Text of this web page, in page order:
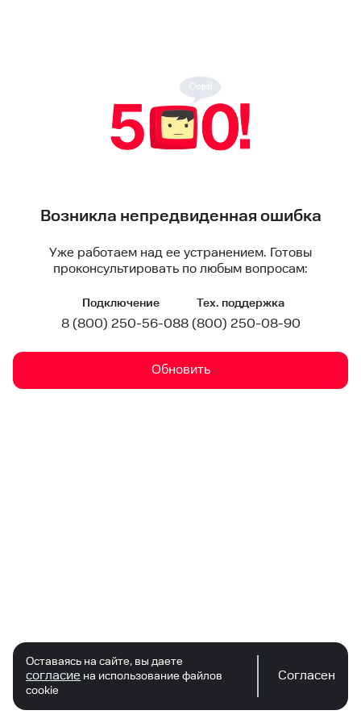
Возникла непредвиденная ошибка
Уже работаем над ее устранением. Готовы
проконсультировать по любым вопросам:
Подключение
8 (800) 250-56-08
Тех. поддержка
8 (800) 250-08-90
Обновить
Оставаясь на сайте, вы даете
согласие на использование файлов
cookie
Согласен